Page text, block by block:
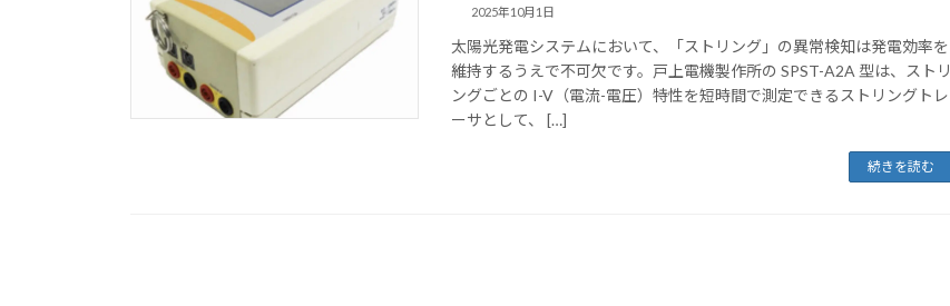
2025年10月1日
太陽光発電システムにおいて、「ストリング」の異常検知は発電効率を
維持するうえで不可欠です。戸上電機製作所の SPST-A2A 型は、ストリ
ングごとの I-V（電流-電圧）特性を短時間で測定できるストリングトレ
ーサとして、 […]
続きを読む